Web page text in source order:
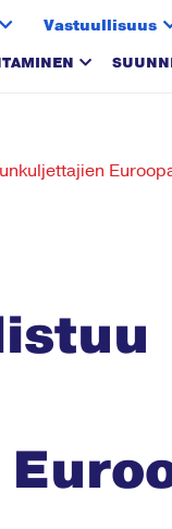
Vastuullisuus